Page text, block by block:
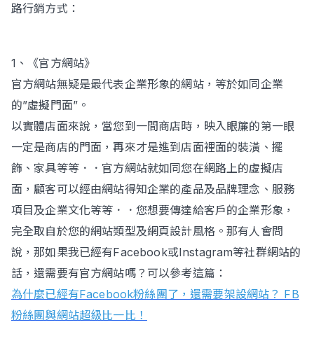
路行銷方式：
1、《官方網站》
官方網站無疑是最代表企業形象的網站，等於如同企業
的”虛擬門面”。
以實體店面來說，當您到一間商店時，映入眼簾的第一眼
一定是商店的門面，再來才是進到店面裡面的裝潢、擺
飾、家具等等．．官方網站就如同您在網路上的虛擬店
面，顧客可以經由網站得知企業的產品及品牌理念、服務
項目及企業文化等等．．您想要傳達給客戶的企業形象，
完全取自於您的網站類型及網頁設計風格。那有人會問
說，那如果我已經有Facebook或Instagram等社群網站的
話，還需要有官方網站嗎？可以參考這篇：
為什麼已經有Facebook粉絲團了，還需要架設網站？ FB
粉絲團與網站超級比一比！